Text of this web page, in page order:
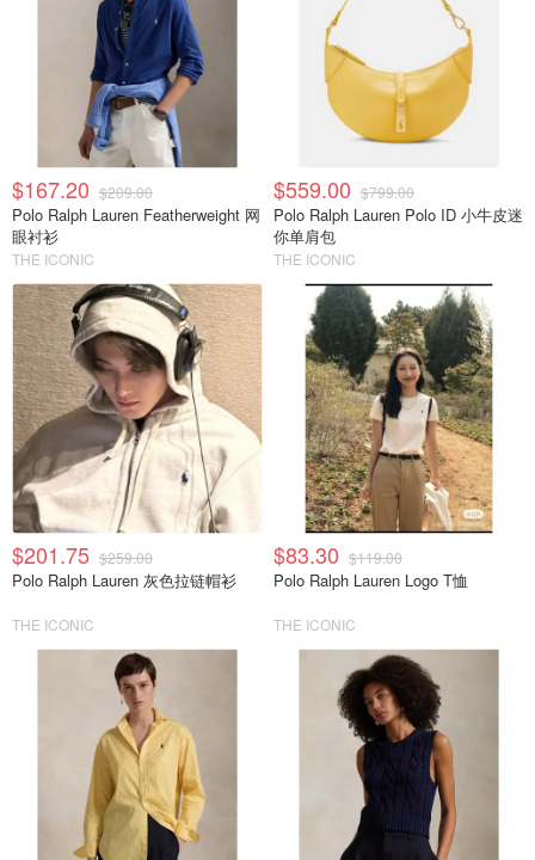
$167.20 $209.00
Polo Ralph Lauren Featherweight 网
眼衬衫
THE ICONIC
$559.00 $799.00
Polo Ralph Lauren Polo ID 小牛皮迷
你单肩包
THE ICONIC
$201.75 $259.00
Polo Ralph Lauren 灰色拉链帽衫
THE ICONIC
$83.30 $119.00
Polo Ralph Lauren Logo T恤
THE ICONIC